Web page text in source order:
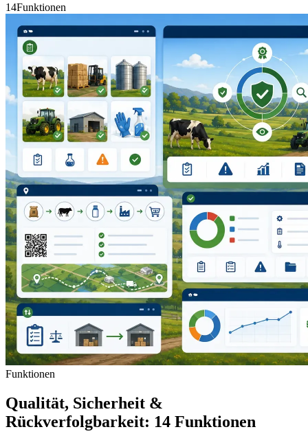
14Funktionen
Funktionen
Qualität, Sicherheit &
Rückverfolgbarkeit: 14 Funktionen